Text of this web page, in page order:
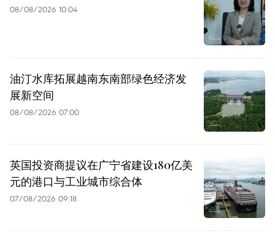
08/08/2026 10:04
油汀水库拓展越南东南部绿色经济发
展新空间
08/08/2026 07:00
英国投资商提议在广宁省建设180亿美
元的港口与工业城市综合体
07/08/2026 09:18